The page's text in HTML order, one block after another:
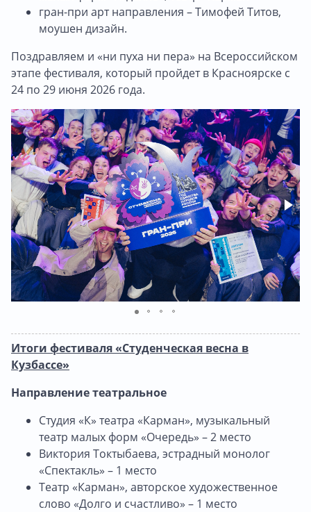
гран-при арт направления – Тимофей Титов,
моушен дизайн.
Поздравляем и «ни пуха ни пера» на Всероссийском
этапе фестиваля, который пройдет в Красноярске с
24 по 29 июня 2026 года.
Итоги фестиваля «Студенческая весна в
Кузбассе»
Направление театральное
Студия «К» театра «Карман», музыкальный
театр малых форм «Очередь» – 2 место
Виктория Токтыбаева, эстрадный монолог
«Спектакль» – 1 место
Театр «Карман», авторское художественное
слово «Долго и счастливо» – 1 место